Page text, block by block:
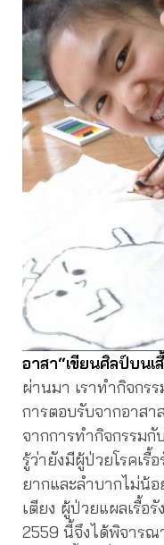
อาสา“เขียนศิลป์บนเ
ผ่านมา เราทำกิจกร
การตอบรับจากอาสา
จากการทำกิจกรรมกั
รู้ว่ายังมีผู้ป่วยโรคเรื้
ยากและลำบากไม่น้
เตียง ผู้ป่วยแผลเรื้อรั
2559 นี้จึงได้พิจารณ